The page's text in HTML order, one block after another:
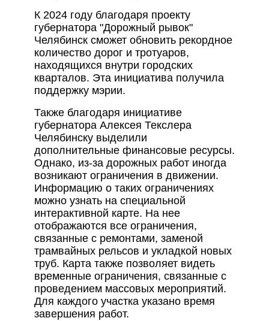
К 2024 году благодаря проекту
губернатора "Дорожный рывок"
Челябинск сможет обновить рекордное
количество дорог и тротуаров,
находящихся внутри городских
кварталов. Эта инициатива получила
поддержку мэрии.
Также благодаря инициативе
губернатора Алексея Текслера
Челябинску выделили
дополнительные финансовые ресурсы.
Однако, из-за дорожных работ иногда
возникают ограничения в движении.
Информацию о таких ограничениях
можно узнать на специальной
интерактивной карте. На нее
отображаются все ограничения,
связанные с ремонтами, заменой
трамвайных рельсов и укладкой новых
труб. Карта также позволяет видеть
временные ограничения, связанные с
проведением массовых мероприятий.
Для каждого участка указано время
завершения работ.